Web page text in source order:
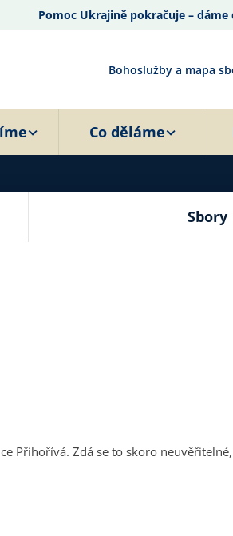
Pomoc Ukrajině pokračuje –
Bohoslužby a mapa
Co děláme
Sbory
Přihořívá. Zdá se to skoro